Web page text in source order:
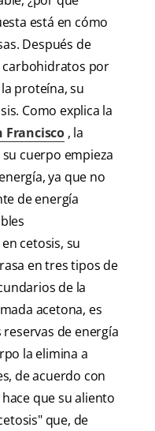
está en cómo
Después de
carbohidratos por
proteína, su
Como explica la
Francisco , la
cuerpo empieza
ya que no
de energía
cetosis, su
en tres tipos de
de la
acetona, es
de energía
la elimina a
de acuerdo con
que su aliento
que, de